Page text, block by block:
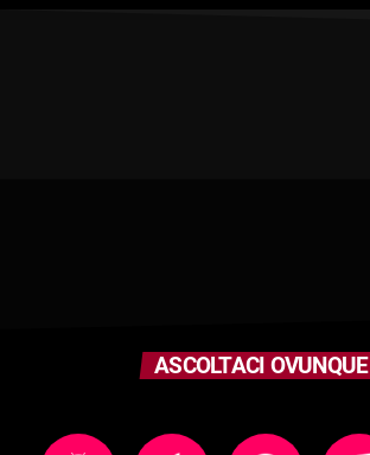
ASCOLTACI OVUNQUE